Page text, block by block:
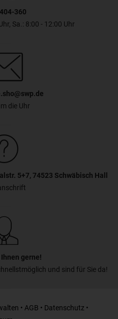
360
Sa.: 8:00 - 12:00 Uhr
die Uhr
5+7, 74523 Schwäbisch Hall
gerne!
und sind für Sie da!
• AGB • Datenschutz •